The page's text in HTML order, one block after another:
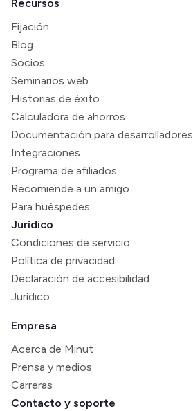
Recursos
Fijación
Blog
Socios
Seminarios web
Historias de éxito
Calculadora de ahorros
Documentación para desarrolladores
Integraciones
Programa de afiliados
Recomiende a un amigo
Para huéspedes
Jurídico
Condiciones de servicio
Política de privacidad
Declaración de accesibilidad
Jurídico
Empresa
Acerca de Minut
Prensa y medios
Carreras
Contacto y soporte